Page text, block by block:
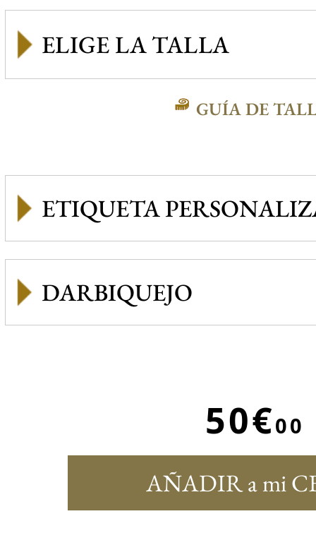
GUÍA DE
ETIQUETA
DARBIQUEJO
50€00
AÑADIR a mi